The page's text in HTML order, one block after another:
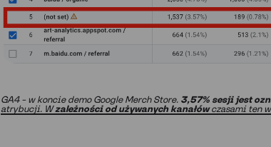
GA4 – w koncie demo Google Merch Store. 3,57% sesji jest
atrybucji. Wzależności od używanych kanałówczasami ten